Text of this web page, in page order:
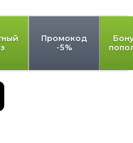
Промокод
-5%